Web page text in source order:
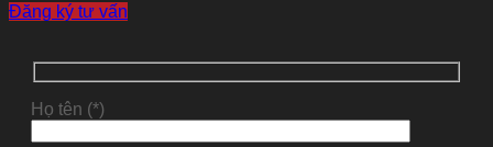
Đăng ký tư vấn
Họ tên (*)